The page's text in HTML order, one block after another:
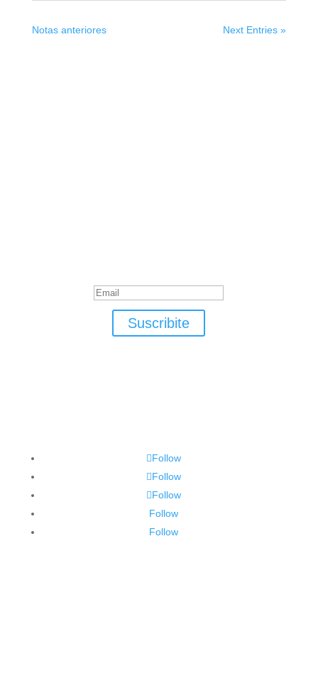
Notas anteriores Next Entries »
Suscribite
Follow
Follow
Follow
Follow
Follow